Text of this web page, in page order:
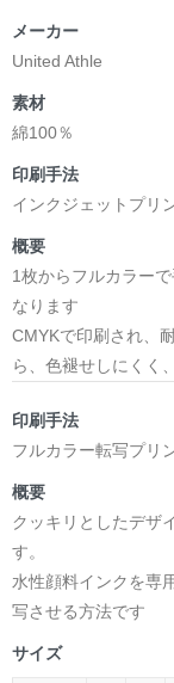
メーカー
United Athle
素材
綿100％
印刷手法
インクジェットプリ
概要
1枚からフルカラー
なります
CMYKで印刷され、
ら、色褪せしにくく
印刷手法
フルカラー転写プリ
概要
クッキリとしたデザ
す。
水性顔料インクを専
写させる方法です
サイズ